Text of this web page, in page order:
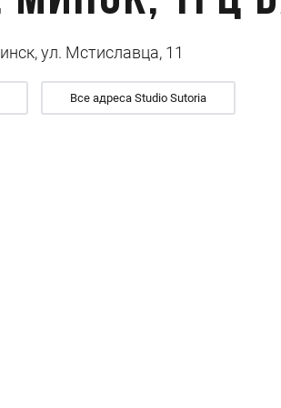
ул. Мстиславца, 11
Все адреса Studio Sutoria